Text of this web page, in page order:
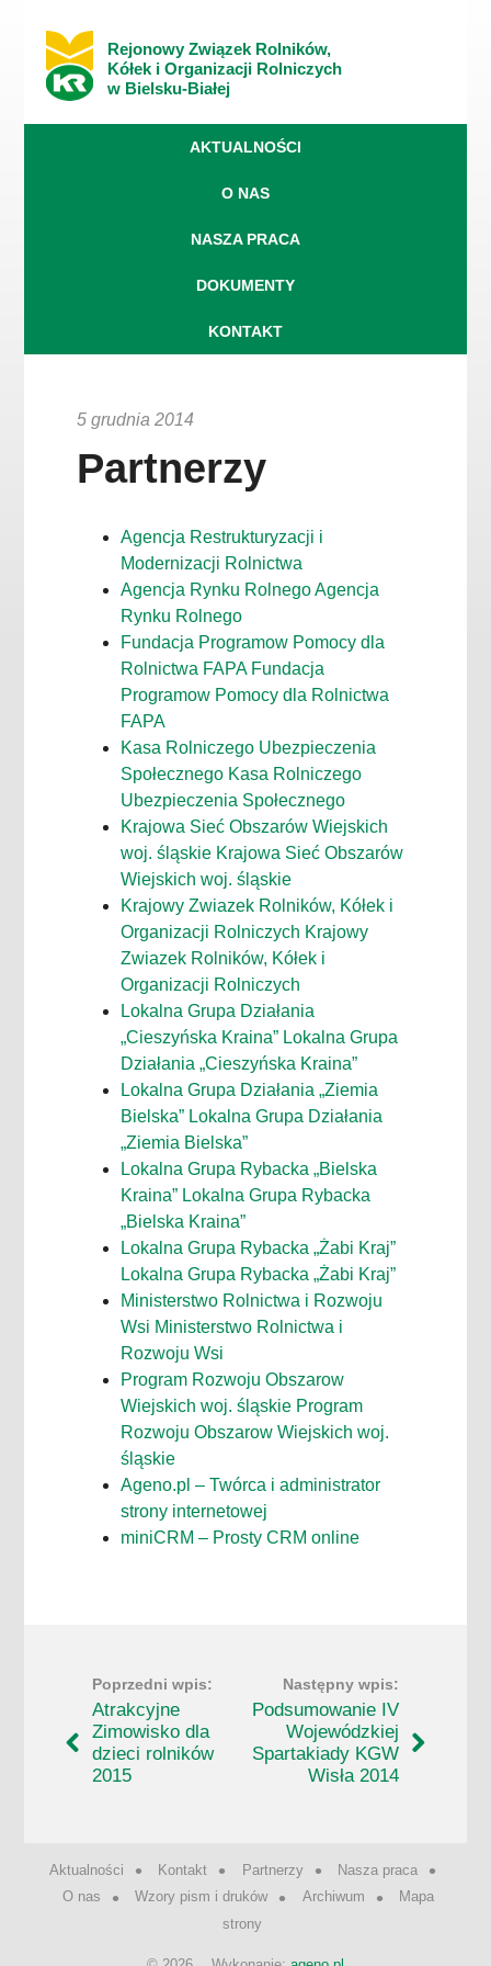
Rejonowy Związek Rolników,
Kółek i Organizacji Rolniczych
w Bielsku-Białej
AKTUALNOŚCI
O NAS
NASZA PRACA
DOKUMENTY
KONTAKT
5 grudnia 2014
Partnerzy
Agencja Restrukturyzacji i
Modernizacji Rolnictwa
Agencja Rynku Rolnego Agencja
Rynku Rolnego
Fundacja Programow Pomocy dla
Rolnictwa FAPA Fundacja
Programow Pomocy dla Rolnictwa
FAPA
Kasa Rolniczego Ubezpieczenia
Społecznego Kasa Rolniczego
Ubezpieczenia Społecznego
Krajowa Sieć Obszarów Wiejskich
woj. śląskie Krajowa Sieć Obszarów
Wiejskich woj. śląskie
Krajowy Zwiazek Rolników, Kółek i
Organizacji Rolniczych Krajowy
Zwiazek Rolników, Kółek i
Organizacji Rolniczych
Lokalna Grupa Działania
„Cieszyńska Kraina” Lokalna Grupa
Działania „Cieszyńska Kraina”
Lokalna Grupa Działania „Ziemia
Bielska” Lokalna Grupa Działania
„Ziemia Bielska”
Lokalna Grupa Rybacka „Bielska
Kraina” Lokalna Grupa Rybacka
„Bielska Kraina”
Lokalna Grupa Rybacka „Żabi Kraj”
Lokalna Grupa Rybacka „Żabi Kraj”
Ministerstwo Rolnictwa i Rozwoju
Wsi Ministerstwo Rolnictwa i
Rozwoju Wsi
Program Rozwoju Obszarow
Wiejskich woj. śląskie Program
Rozwoju Obszarow Wiejskich woj.
śląskie
Ageno.pl – Twórca i administrator
strony internetowej
miniCRM – Prosty CRM online
Atrakcyjne
Zimowisko dla
dzieci rolników
2015
Podsumowanie IV
Wojewódzkiej
Spartakiady KGW
Wisła 2014
Aktualności Kontakt Partnerzy
Nasza praca
O nas
Wzory pism i druków Archiwum
Mapa
strony